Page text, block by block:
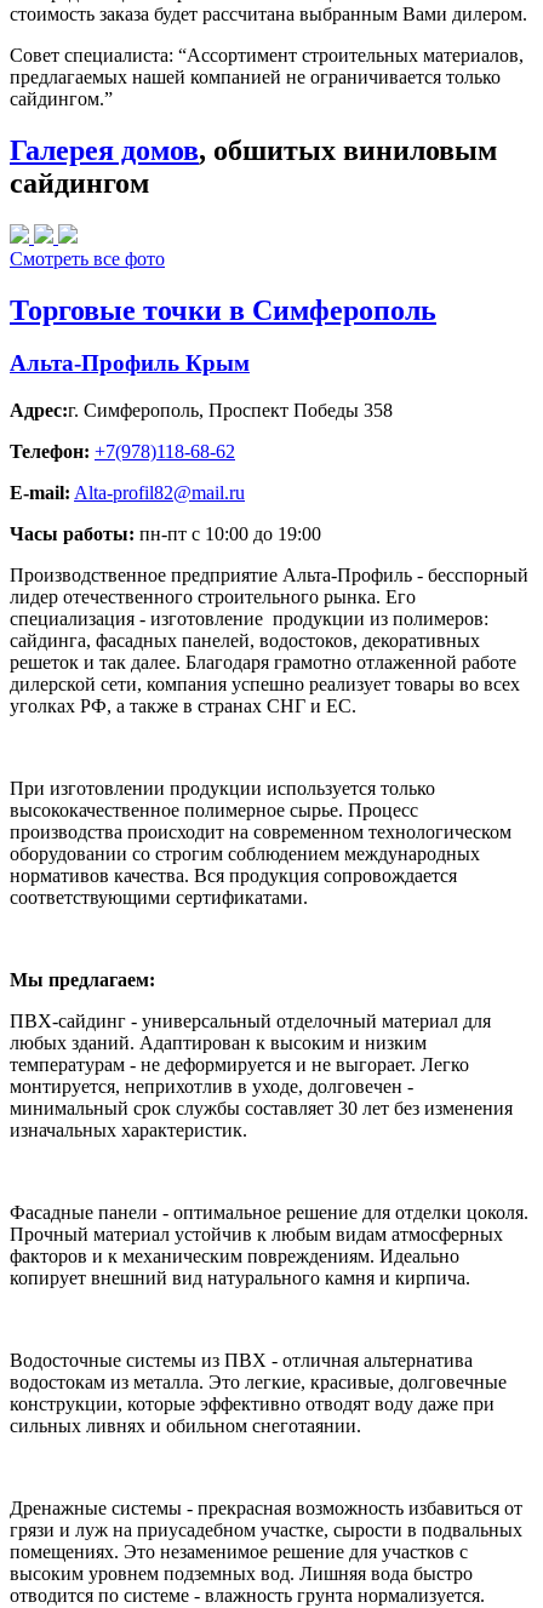
стоимость заказа будет рассчитана выбранным Вами дилером.
Совет специалиста: “Ассортимент строительных материалов,
предлагаемых нашей компанией не ограничивается только
сайдингом.”
Галерея домов, обшитых виниловым
сайдингом
Смотреть все фото
Торговые точки в Симферополь
Альта-Профиль Крым
Адрес:г. Симферополь, Проспект Победы 358
Телефон: +7(978)118-68-62
E-mail: Alta-profil82@mail.ru
Часы работы: пн-пт с 10:00 до 19:00
Производственное предприятие Альта-Профиль - бесспорный
лидер отечественного строительного рынка. Его
специализация - изготовление продукции из полимеров:
сайдинга, фасадных панелей, водостоков, декоративных
решеток и так далее. Благодаря грамотно отлаженной работе
дилерской сети, компания успешно реализует товары во всех
уголках РФ, а также в странах СНГ и ЕС.
При изготовлении продукции используется только
высококачественное полимерное сырье. Процесс
производства происходит на современном технологическом
оборудовании со строгим соблюдением международных
нормативов качества. Вся продукция сопровождается
соответствующими сертификатами.
Мы предлагаем:
ПВХ-сайдинг - универсальный отделочный материал для
любых зданий. Адаптирован к высоким и низким
температурам - не деформируется и не выгорает. Легко
монтируется, неприхотлив в уходе, долговечен -
минимальный срок службы составляет 30 лет без изменения
изначальных характеристик.
Фасадные панели - оптимальное решение для отделки цоколя.
Прочный материал устойчив к любым видам атмосферных
факторов и к механическим повреждениям. Идеально
копирует внешний вид натурального камня и кирпича.
Водосточные системы из ПВХ - отличная альтернатива
водостокам из металла. Это легкие, красивые, долговечные
конструкции, которые эффективно отводят воду даже при
сильных ливнях и обильном снеготаянии.
Дренажные системы - прекрасная возможность избавиться от
грязи и луж на приусадебном участке, сырости в подвальных
помещениях. Это незаменимое решение для участков с
высоким уровнем подземных вод. Лишняя вода быстро
отводится по системе - влажность грунта нормализуется.